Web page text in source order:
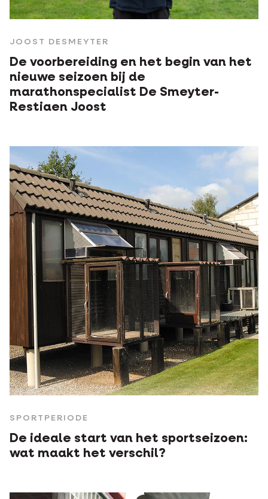
JOOST DESMEYTER
De voorbereiding en het begin van het
nieuwe seizoen bij de
marathonspecialist De Smeyter-
Restiaen Joost
SPORTPERIODE
De ideale start van het sportseizoen:
wat maakt het verschil?